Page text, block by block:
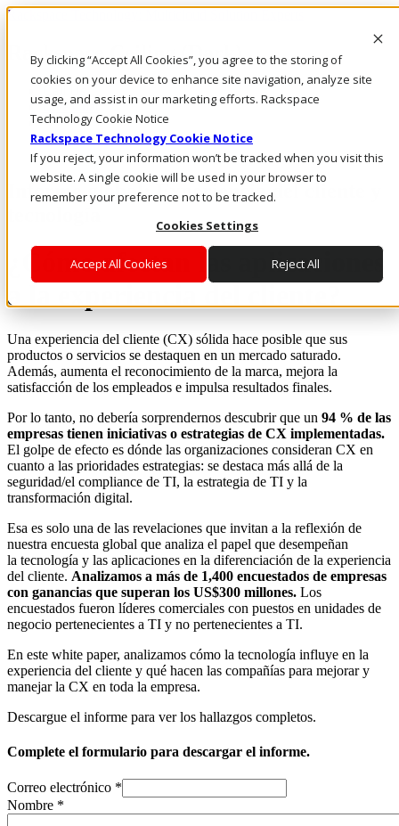
By clicking “Accept All Cookies”, you agree to the storing of
cookies on your device to enhance site navigation, analyze site
usage, and assist in our marketing efforts. Rackspace
Technology Cookie Notice
Rackspace Technology Cookie Notice
If you reject, your information won’t be tracked when you visit this
website. A single cookie will be used in your browser to
remember your preference not to be tracked.
Cookies Settings
Accept All Cookies Reject All
Rackspace Technology: Multicloud Solution Experts
Rackspace Ceiling (Dark)
Live Chat
Informe global: Experiencia del cliente y
¿Cómo afectan las aplicaciones
a la experiencia del cliente?
Una experiencia del cliente (CX) sólida hace posible que sus
productos o servicios se destaquen en un mercado saturado.
Además, aumenta el reconocimiento de la marca, mejora la
satisfacción de los empleados e impulsa resultados finales.
Por lo tanto, no debería sorprendernos descubrir que un 94 % de las
empresas tienen iniciativas o estrategias de CX implementadas.
El golpe de efecto es dónde las organizaciones consideran CX en
cuanto a las prioridades estrategias: se destaca más allá de la
seguridad/el compliance de TI, la estrategia de TI y la
transformación digital.
Esa es solo una de las revelaciones que invitan a la reflexión de
nuestra encuesta global que analiza el papel que desempeñan
la tecnología y las aplicaciones en la diferenciación de la experiencia
del cliente. Analizamos a más de 1,400 encuestados de empresas
con ganancias que superan los US$300 millones. Los
encuestados fueron líderes comerciales con puestos en unidades de
negocio pertenecientes a TI y no pertenecientes a TI.
En este white paper, analizamos cómo la tecnología influye en la
experiencia del cliente y qué hacen las compañías para mejorar y
manejar la CX en toda la empresa.
Descargue el informe para ver los hallazgos completos.
Complete el formulario para descargar el informe.
Correo electrónico *
Nombre *